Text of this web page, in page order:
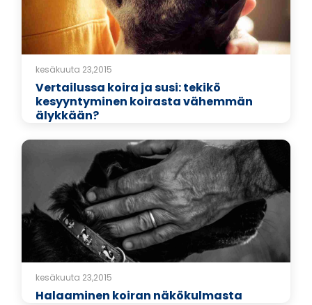
kesäkuuta 23,2015
Vertailussa koira ja susi: tekikö
kesyyntyminen koirasta vähemmän
älykkään?
kesäkuuta 23,2015
Halaaminen koiran näkökulmasta